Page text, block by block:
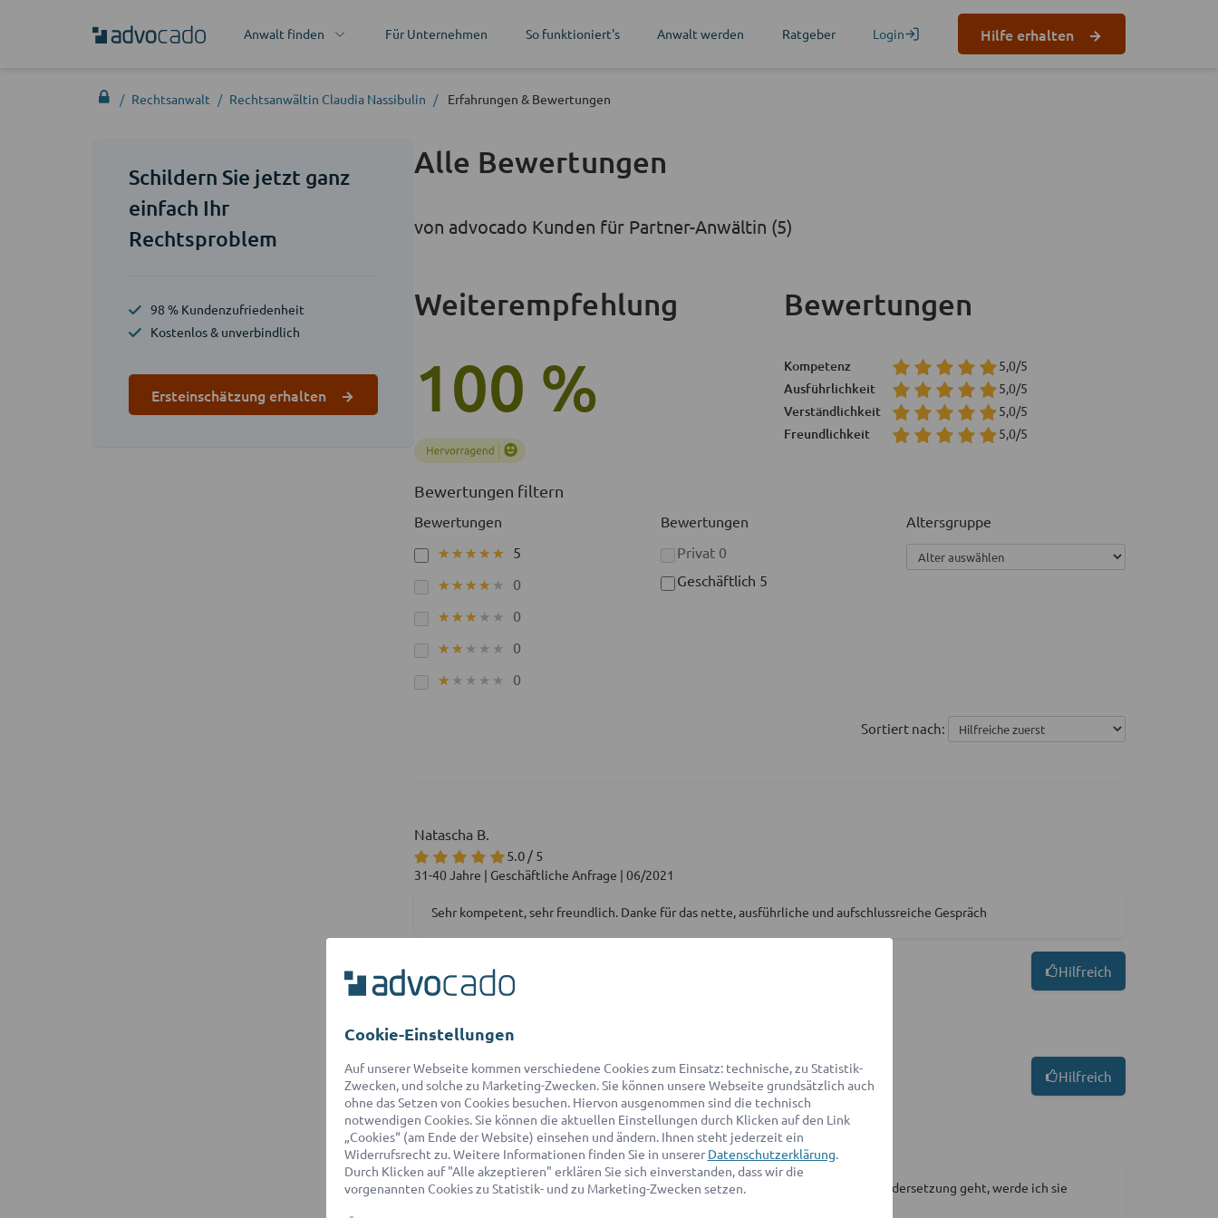
Anwalt finden Für Unternehmen So funktioniert's Anwalt werden Ratgeber Login Hilfe erhalten
Rechtsanwalt Rechtsanwältin Claudia Nassibulin Erfahrungen & Bewertungen
Schildern Sie jetzt ganz
einfach Ihr
Rechtsproblem
98 % Kundenzufriedenheit
Kostenlos & unverbindlich
Ersteinschätzung erhalten
Alle Bewertungen
von advocado Kunden für Partner-Anwältin (5)
Weiterempfehlung
100 %
Bewertungen
Kompetenz 5,0/5
Ausführlichkeit 5,0/5
Verständlichkeit 5,0/5
Freundlichkeit 5,0/5
Bewertungen filtern
Bewertungen
★★★★★
★★★★★ 5
★★★★★
★★★★★ 0
★★★★★
★★★★★ 0
★★★★★
★★★★★ 0
★★★★★
★★★★★ 0
Bewertungen
Privat 0
Geschäftlich 5
Altersgruppe
Sortiert nach:
Natascha B.
5.0 / 5
31-40 Jahre | Geschäftliche Anfrage | 06/2021
Sehr kompetent, sehr freundlich. Danke für das nette, ausführliche und aufschlussreiche Gespräch
Hilfreich
21-30 Jahre | Geschäftliche Anfrage | 04/2021
Hilfreich
Patrick K.
5.0 / 5
31-40 Jahre | Geschäftliche Anfrage | 05/2021
Umfassende und strukturierte Antwort. Falls mein Anliegen noch in die Auseinandersetzung geht, werde ich sie
Cookie-Einstellungen
Auf unserer Webseite kommen verschiedene Cookies zum Einsatz: technische, zu Statistik-
Zwecken, und solche zu Marketing-Zwecken. Sie können unsere Webseite grundsätzlich auch
ohne das Setzen von Cookies besuchen. Hiervon ausgenommen sind die technisch
notwendigen Cookies. Sie können die aktuellen Einstellungen durch Klicken auf den Link
„Cookies“ (am Ende der Website) einsehen und ändern. Ihnen steht jederzeit ein
Widerrufsrecht zu. Weitere Informationen finden Sie in unserer Datenschutzerklärung.
Durch Klicken auf "Alle akzeptieren" erklären Sie sich einverstanden, dass wir die
vorgenannten Cookies zu Statistik- und zu Marketing-Zwecken setzen.